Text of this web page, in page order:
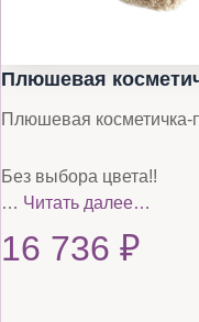
Плюшевая
Плюшевая косметичка-
Без выбора цвета!!
… Читать далее…
16 736 ₽